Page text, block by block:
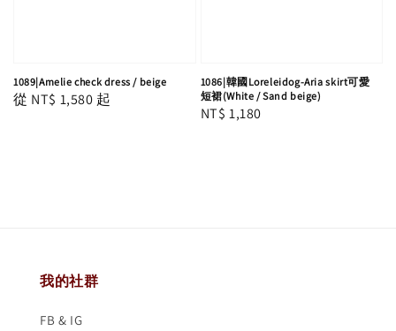
1089|Amelie check dress / beige
Regular
從 NT$ 1,580 起
1086|韓國Loreleidog-Aria skirt可愛
短裙(White / Sand beige)
Regular
NT$ 1,180
我的社群
FB & IG